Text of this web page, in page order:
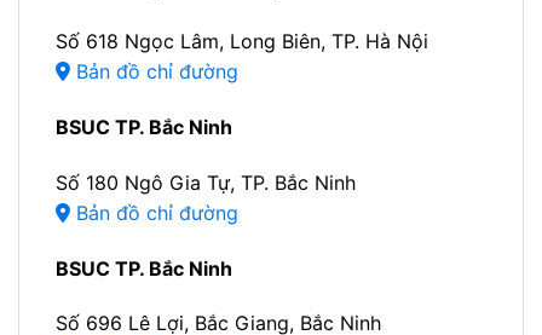
Số 618 Ngọc Lâm, Long Biên, TP. Hà Nội
Bản đồ chỉ đường
BSUC TP. Bắc Ninh
Số 180 Ngô Gia Tự, TP. Bắc Ninh
Bản đồ chỉ đường
BSUC TP. Bắc Ninh
Số 696 Lê Lợi, Bắc Giang, Bắc Ninh